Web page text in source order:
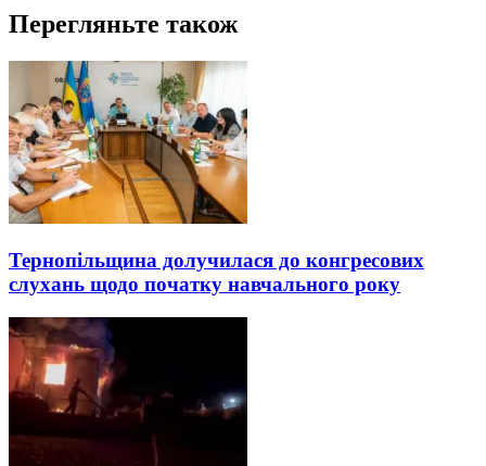
Перегляньте також
Тернопільщина долучилася до конгресових
слухань щодо початку навчального року